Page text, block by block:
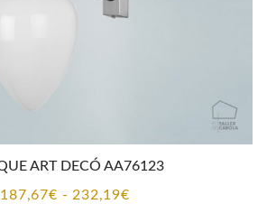
ART DECÓ AA76123
187,67€ - 232,19€Rango